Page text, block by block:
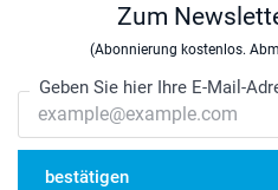
Zum
(Abonnierung kostenlos.
Geben Sie hier Ihre E-Mail-
bestätigen